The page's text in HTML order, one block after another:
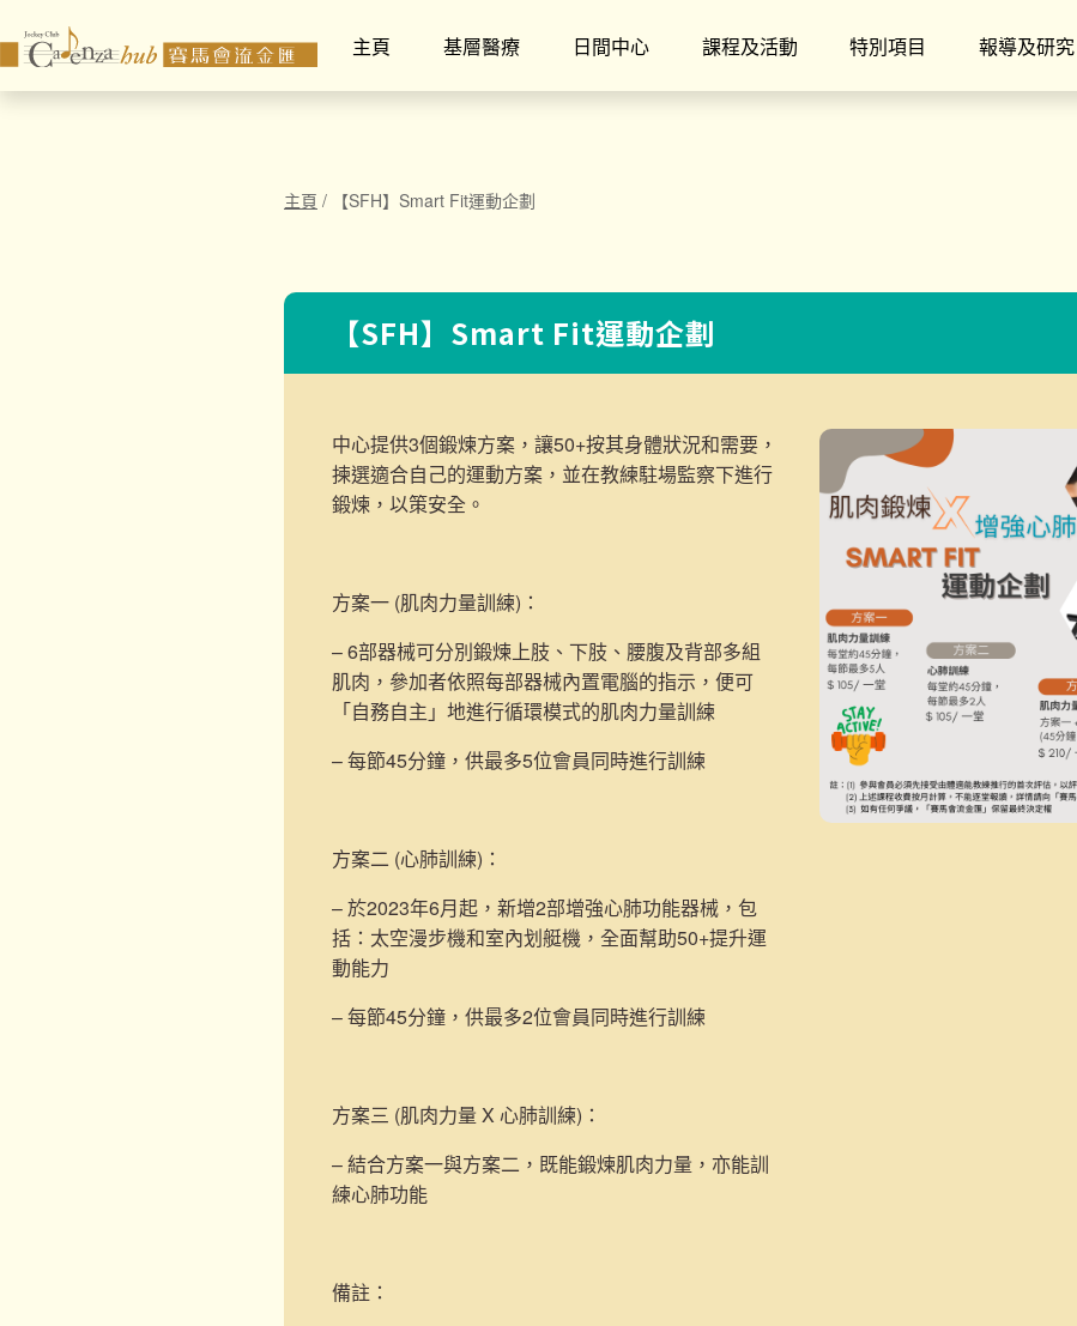
主頁 基層醫療 日間中心 課程及活動 特別項目 報導及研究
主頁 / 【SFH】Smart Fit運動企劃
【SFH】Smart Fit運動企劃
中心提供3個鍛煉方案，讓50+按其身體狀況和需要，
揀選適合自己的運動方案，並在教練駐場監察下進行
鍛煉，以策安全。
方案一 (肌肉力量訓練) ：
– 6部器械可分別鍛煉上肢、下肢、腰腹及背部多組
肌肉，參加者依照每部器械內置電腦的指示，便可
「自務自主」地進行循環模式的肌肉力量訓練
– 每節45分鐘，供最多5位會員同時進行訓練
方案二 (心肺訓練) ：
– 於2023年6月起，新增2部增強心肺功能器械，包
括：太空漫步機和室內划艇機， 全面幫助50+提升運
動能力
– 每節45分鐘，供最多2位會員同時進行訓練
方案三 (肌肉力量 X 心肺訓練) ：
– 結合方案一與方案二，既能鍛煉肌肉力量，亦能訓
練心肺功能
備註：